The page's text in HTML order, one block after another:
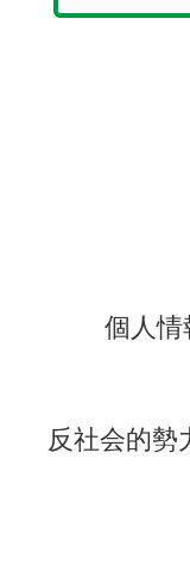
個人
反社会的